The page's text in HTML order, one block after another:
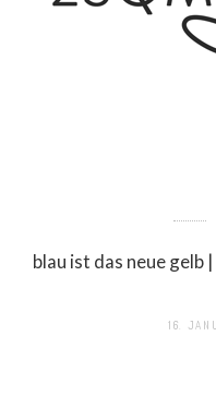
blau ist das neue gelb
16.